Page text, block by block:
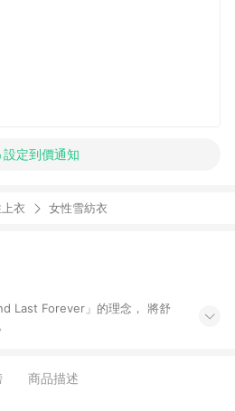
設定到價通知
衣 女性雪紡衣
Last Forever」的理念， 將舒
商品描述